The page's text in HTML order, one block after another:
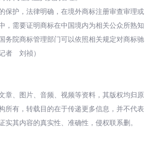
保护，法律明确，在境外商标注册审查审理或
，需要证明商标在中国境内为相关公众所熟知
务院商标管理部门可以依照相关规定对商标驰
者 刘祯）
章、图片、音频、视频等资料，其版权均归原
所有，转载目的在于传递更多信息，并不代表
实其内容的真实性、准确性，侵权联系删。